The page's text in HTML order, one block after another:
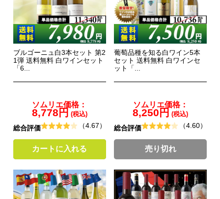
ブルゴーニュ白3本セット 第2
1弾 送料無料 白ワインセット
「6...
ソムリエ価格：
8,778円 (税込)
総合評価 （4.67）
カートに入れる
葡萄品種を知る白ワイン5本
セット 送料無料 白ワインセ
ット「...
ソムリエ価格：
8,250円 (税込)
総合評価 （4.60）
売り切れ